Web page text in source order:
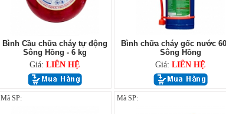
Bình Cầu chữa cháy tự động
Sông Hồng - 6 kg
Giá: LIÊN HỆ
Bình chữa cháy gốc nước
Sông Hồng
Giá: LIÊN HỆ
Mã SP: Mã SP: